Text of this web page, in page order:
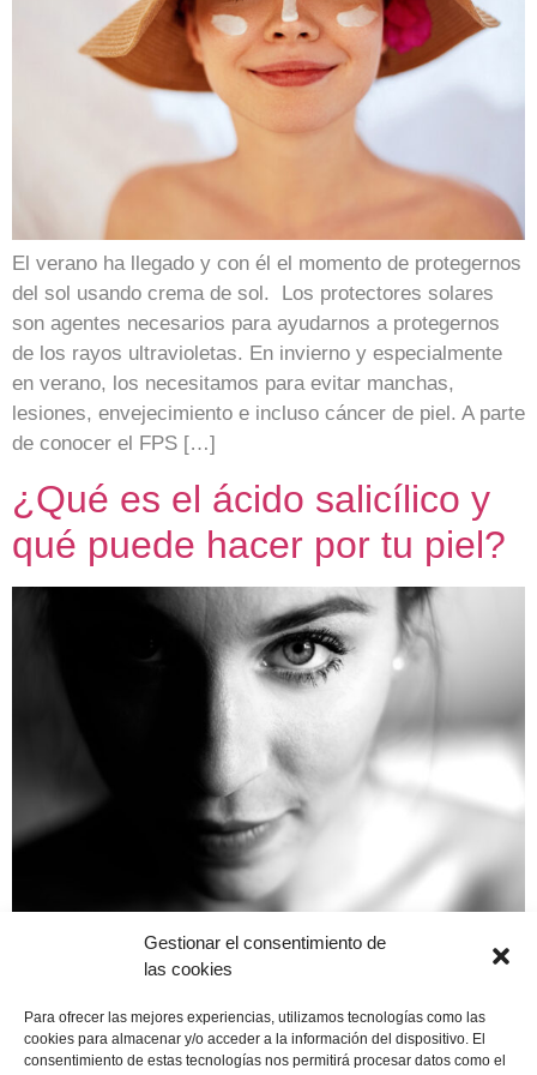
Gestionar el consentimiento de
las cookies
Para ofrecer las mejores experiencias, utilizamos tecnologías como las
cookies para almacenar y/o acceder a la información del dispositivo. El
consentimiento de estas tecnologías nos permitirá procesar datos como el
El verano ha llegado y con él el momento de protegernos
del sol usando crema de sol. Los protectores solares
son agentes necesarios para ayudarnos a protegernos
de los rayos ultravioletas. En invierno y especialmente
en verano, los necesitamos para evitar manchas,
lesiones, envejecimiento e incluso cáncer de piel. A parte
de conocer el FPS […]
¿Qué es el ácido salicílico y
qué puede hacer por tu piel?
El ácido salicílico es un betahidroxiácido, y su acción
principal es la de exfoliar. Es un componente incluido en
alguno de nuestros productos dermacéuticos, ¿quieres
saber lo que puede hacer por tu piel? El ácido salicílico: